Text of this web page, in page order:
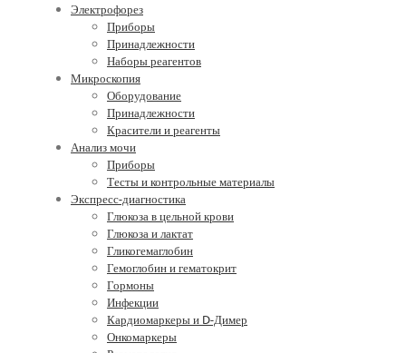
Электрофорез
Приборы
Принадлежности
Наборы реагентов
Микроскопия
Оборудование
Принадлежности
Красители и реагенты
Анализ мочи
Приборы
Тесты и контрольные материалы
Экспресс-диагностика
Глюкоза в цельной крови
Глюкоза и лактат
Гликогемаглобин
Гемоглобин и гематокрит
Гормоны
Инфекции
Кардиомаркеры и D-Димер
Онкомаркеры